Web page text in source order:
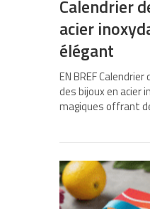
Calendrier
acier
élégant
EN BREF
des bijoux en acier
magiques offrant